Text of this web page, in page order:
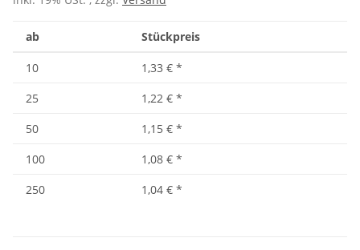
ab Stückpreis
10 1,33 € *
25
1,22 € *
50
1,15 € *
100
1,08 € *
250
1,04 € *